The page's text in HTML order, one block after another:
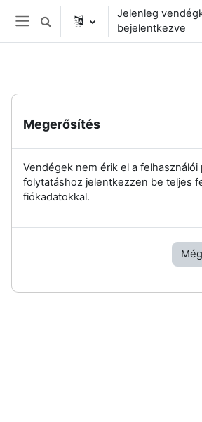
Tovább a fő tartalomhoz
Oldalpanel
Keresési bemeneti adatok váltása
Jelenleg
bejelentkezve
Megerősítés
Vendégek nem érik el a felhasználói
folytatáshoz jelentkezzen be teljes
fiókadatokkal.